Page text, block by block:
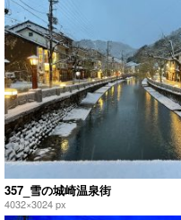
357_雪の城崎温泉街
4032×3024 px